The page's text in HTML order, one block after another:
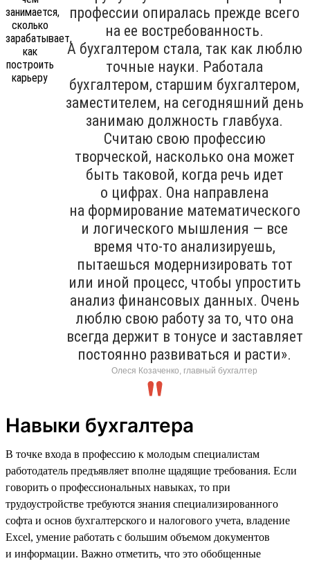
профессии опиралась прежде всего
на ее востребованность.
А бухгалтером стала, так как люблю
точные науки. Работала
бухгалтером, старшим бухгалтером,
заместителем, на сегодняшний день
занимаю должность главбуха.
Считаю свою профессию
творческой, насколько она может
быть таковой, когда речь идет
о цифрах. Она направлена
на формирование математического
и логического мышления — все
время что-то анализируешь,
пытаешься модернизировать тот
или иной процесс, чтобы упростить
анализ финансовых данных. Очень
люблю свою работу за то, что она
всегда держит в тонусе и заставляет
постоянно развиваться и расти».
Олеся Козаченко, главный бухгалтер
Навыки бухгалтера
В точке входа в профессию к молодым специалистам
работодатель предъявляет вполне щадящие требования. Если
говорить о профессиональных навыках, то при
трудоустройстве требуются знания специализированного
софта и основ бухгалтерского и налогового учета, владение
Excel, умение работать с большим объемом документов
и информации. Важно отметить, что это обобщенные